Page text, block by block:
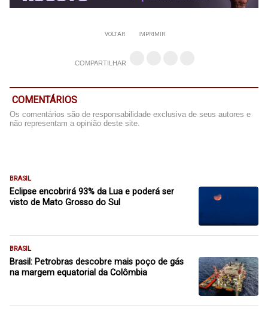
VOLTAR IMPRIMIR
COMPARTILHAR
COMENTÁRIOS
Os comentários são de responsabilidade exclusiva de seus autores e
não representam a opinião deste site.
BRASIL
Eclipse encobrirá 93% da Lua e poderá ser
visto de Mato Grosso do Sul
BRASIL
Brasil: Petrobras descobre mais poço de gás
na margem equatorial da Colômbia